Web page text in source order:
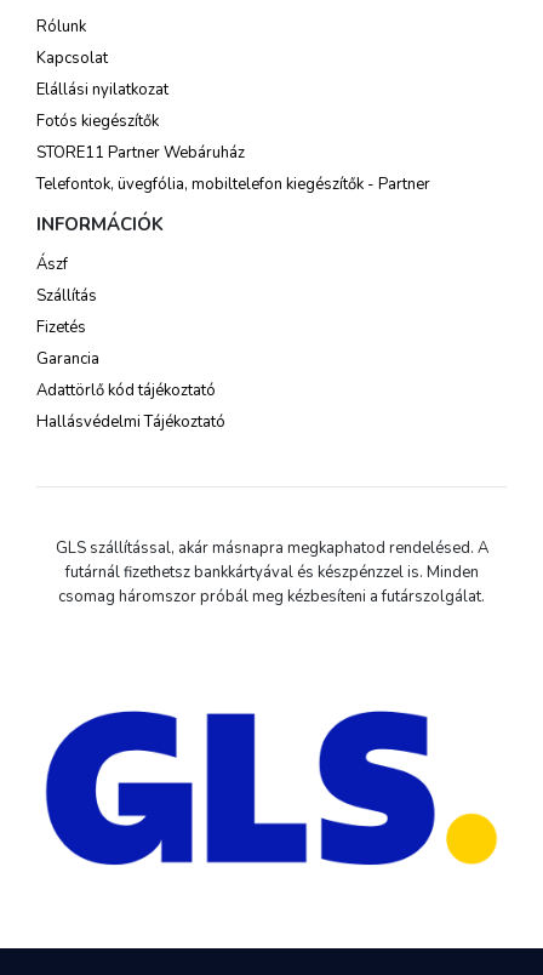
Rólunk
Kapcsolat
Elállási nyilatkozat
Fotós kiegészítők
STORE11 Partner Webáruház
Telefontok, üvegfólia, mobiltelefon kiegészítők - Partner
INFORMÁCIÓK
Ászf
Szállítás
Fizetés
Garancia
Adattörlő kód tájékoztató
Hallásvédelmi Tájékoztató
GLS szállítással, akár másnapra megkaphatod rendelésed. A
futárnál fizethetsz bankkártyával és készpénzzel is. Minden
csomag háromszor próbál meg kézbesíteni a futárszolgálat.